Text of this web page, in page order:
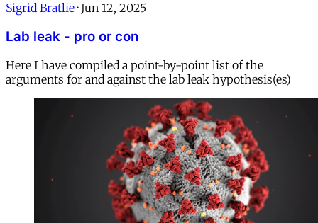
Sigrid Bratlie · Jun 12, 2025
Lab leak - pro or con
Here I have compiled a point-by-point list of the
arguments for and against the lab leak hypothesis(es)